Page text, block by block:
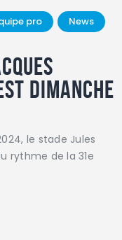
pro
News
dimanche
le stade Jules
rythme de la 31e